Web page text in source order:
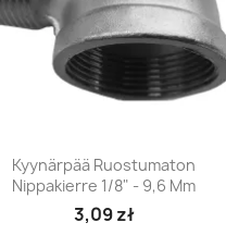
Pikakatselu
Kyynärpää Ruostumaton
Nippakierre 1/8" - 9,6 Mm
3,09 zł